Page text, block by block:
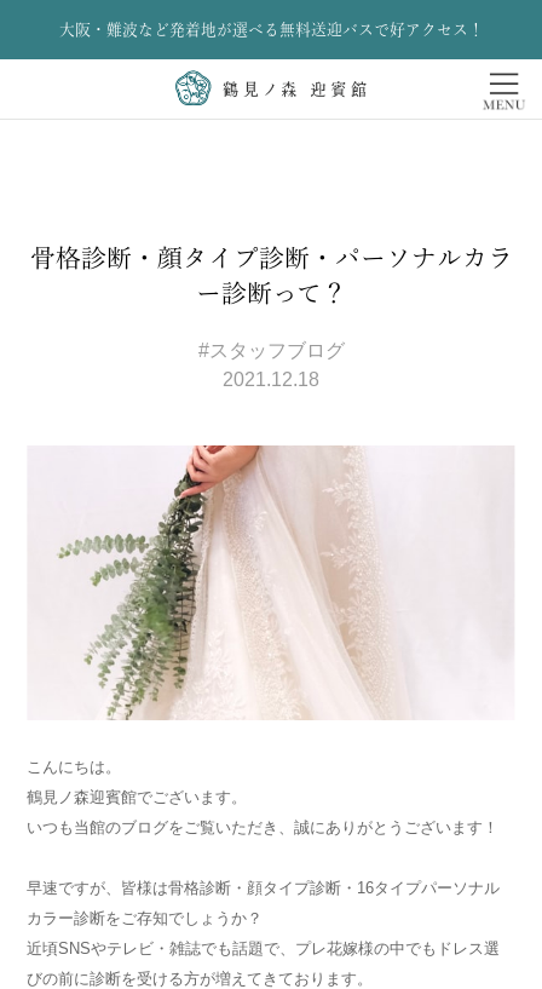
大阪・難波など発着地が選べる無料送迎バスで好アクセス！
骨格診断・顔タイプ診断・パーソナルカラ
ー診断って？
#スタッフブログ
2021.12.18
こんにちは。
鶴見ノ森迎賓館でございます。
いつも当館のブログをご覧いただき、誠にありがとうございます！
早速ですが、皆様は骨格診断・顔タイプ診断・16タイプパーソナル
カラー診断をご存知でしょうか？
近頃SNSやテレビ・雑誌でも話題で、プレ花嫁様の中でもドレス選
びの前に診断を受ける方が増えてきております。